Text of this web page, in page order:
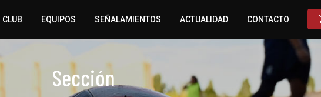
CLUB EQUIPOS SEÑALAMIENTOS ACTUALIDAD CONTACTO
Sección